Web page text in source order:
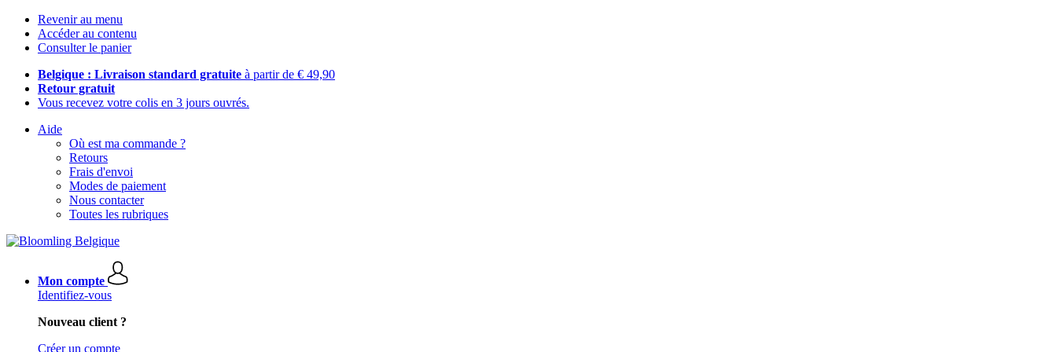
Revenir au menu
Accéder au contenu
Consulter le panier
Belgique : Livraison standard gratuite à partir de € 49,90
Retour gratuit
Vous recevez votre colis en 3 jours ouvrés.
Aide
Où est ma commande ?
Retours
Frais d'envoi
Modes de paiement
Nous contacter
Toutes les rubriques
Mon compte
Identifiez-vous
Nouveau client ?
Créer un compte